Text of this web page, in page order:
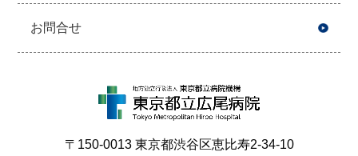
お問合せ
〒150-0013 東京都渋谷区恵比寿2-34-10